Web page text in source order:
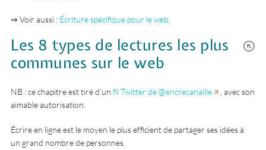
⇒ Voir aussi : Écriture spécifique pour le web
Les 8 types de lectures les plus
communes sur le web
NB : ce chapitre est tiré d’unfil Twitter de @encrecanaille
, avec son
aimable autorisation.
Écrire en ligne est le moyen le plus efficient de partager ses idées à
un grand nombre de personnes.